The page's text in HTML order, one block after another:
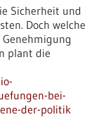
Sicherheit und
Doch welche
plant die
bei-
der-politik